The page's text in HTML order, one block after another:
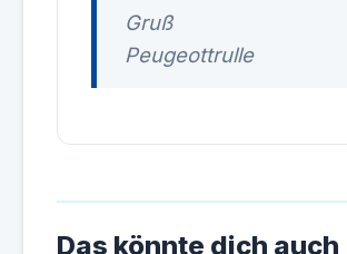
Gruß
Peugeottrulle
Das könnte dich auch